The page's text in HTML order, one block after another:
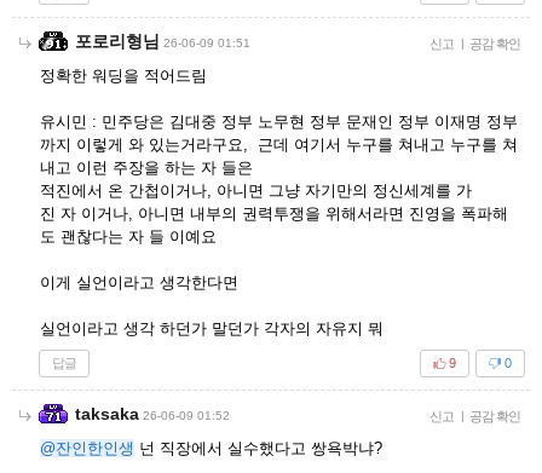
포로리형님 26-06-09 01:51 신고 | 공감 확인
정확한 워딩을 적어드림
유시민 : 민주당은 김대중 정부 노무현 정부 문재인 정부 이재명 정부
까지 이렇게 와 있는거라구요, 근데 여기서 누구를 쳐내고 누구를 쳐
내고 이런 주장을 하는 자 들은
적진에서 온 간첩이거나, 아니면 그냥 자기만의 정신세계를 가
진 자 이거나, 아니면 내부의 권력투쟁을 위해서라면 진영을 폭파해
도 괜찮다는 자 들 이예요
이게 실언이라고 생각한다면
실언이라고 생각 하던가 말던가 각자의 자유지 뭐
답글 0
9
taksaka 26-06-09 01:52 신고 | 공감 확인
@잔인한인생 넌 직장에서 실수했다고 쌍욕박냐?